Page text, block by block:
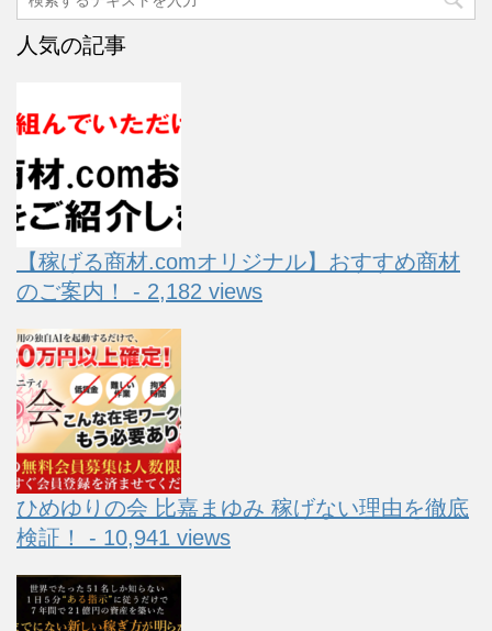
人気の記事
【稼げる商材.comオリジナル】おすすめ商材
のご案内！ - 2,182 views
ひめゆりの会 比嘉まゆみ 稼げない理由を徹底
検証！ - 10,941 views